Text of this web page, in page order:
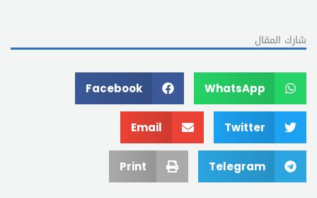
شارك المقال
WhatsApp
Facebook
Twitter
Email
Telegram
Print